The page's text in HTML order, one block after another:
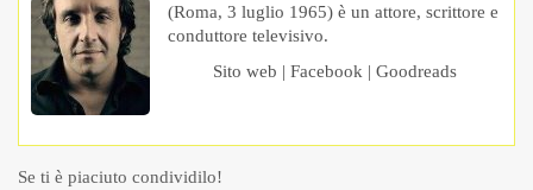
(Roma, 3 luglio 1965) è un attore, scrittore e
conduttore televisivo.
Sito web | Facebook | Goodreads
Se ti è piaciuto condividilo!